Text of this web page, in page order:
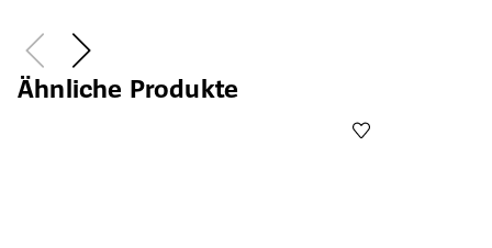
Ähnliche Produkte